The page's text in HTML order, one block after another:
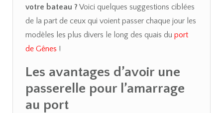
votre bateau ? Voici quelques suggestions ciblées
de la part de ceux qui voient passer chaque jour les
modèles les plus divers le long des quais du port
de Gênes !
Les avantages d’avoir une
passerelle pour l’amarrage
au port